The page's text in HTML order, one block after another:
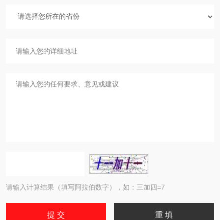
请输入计算结果（填写阿拉伯数字），如：三加四=7